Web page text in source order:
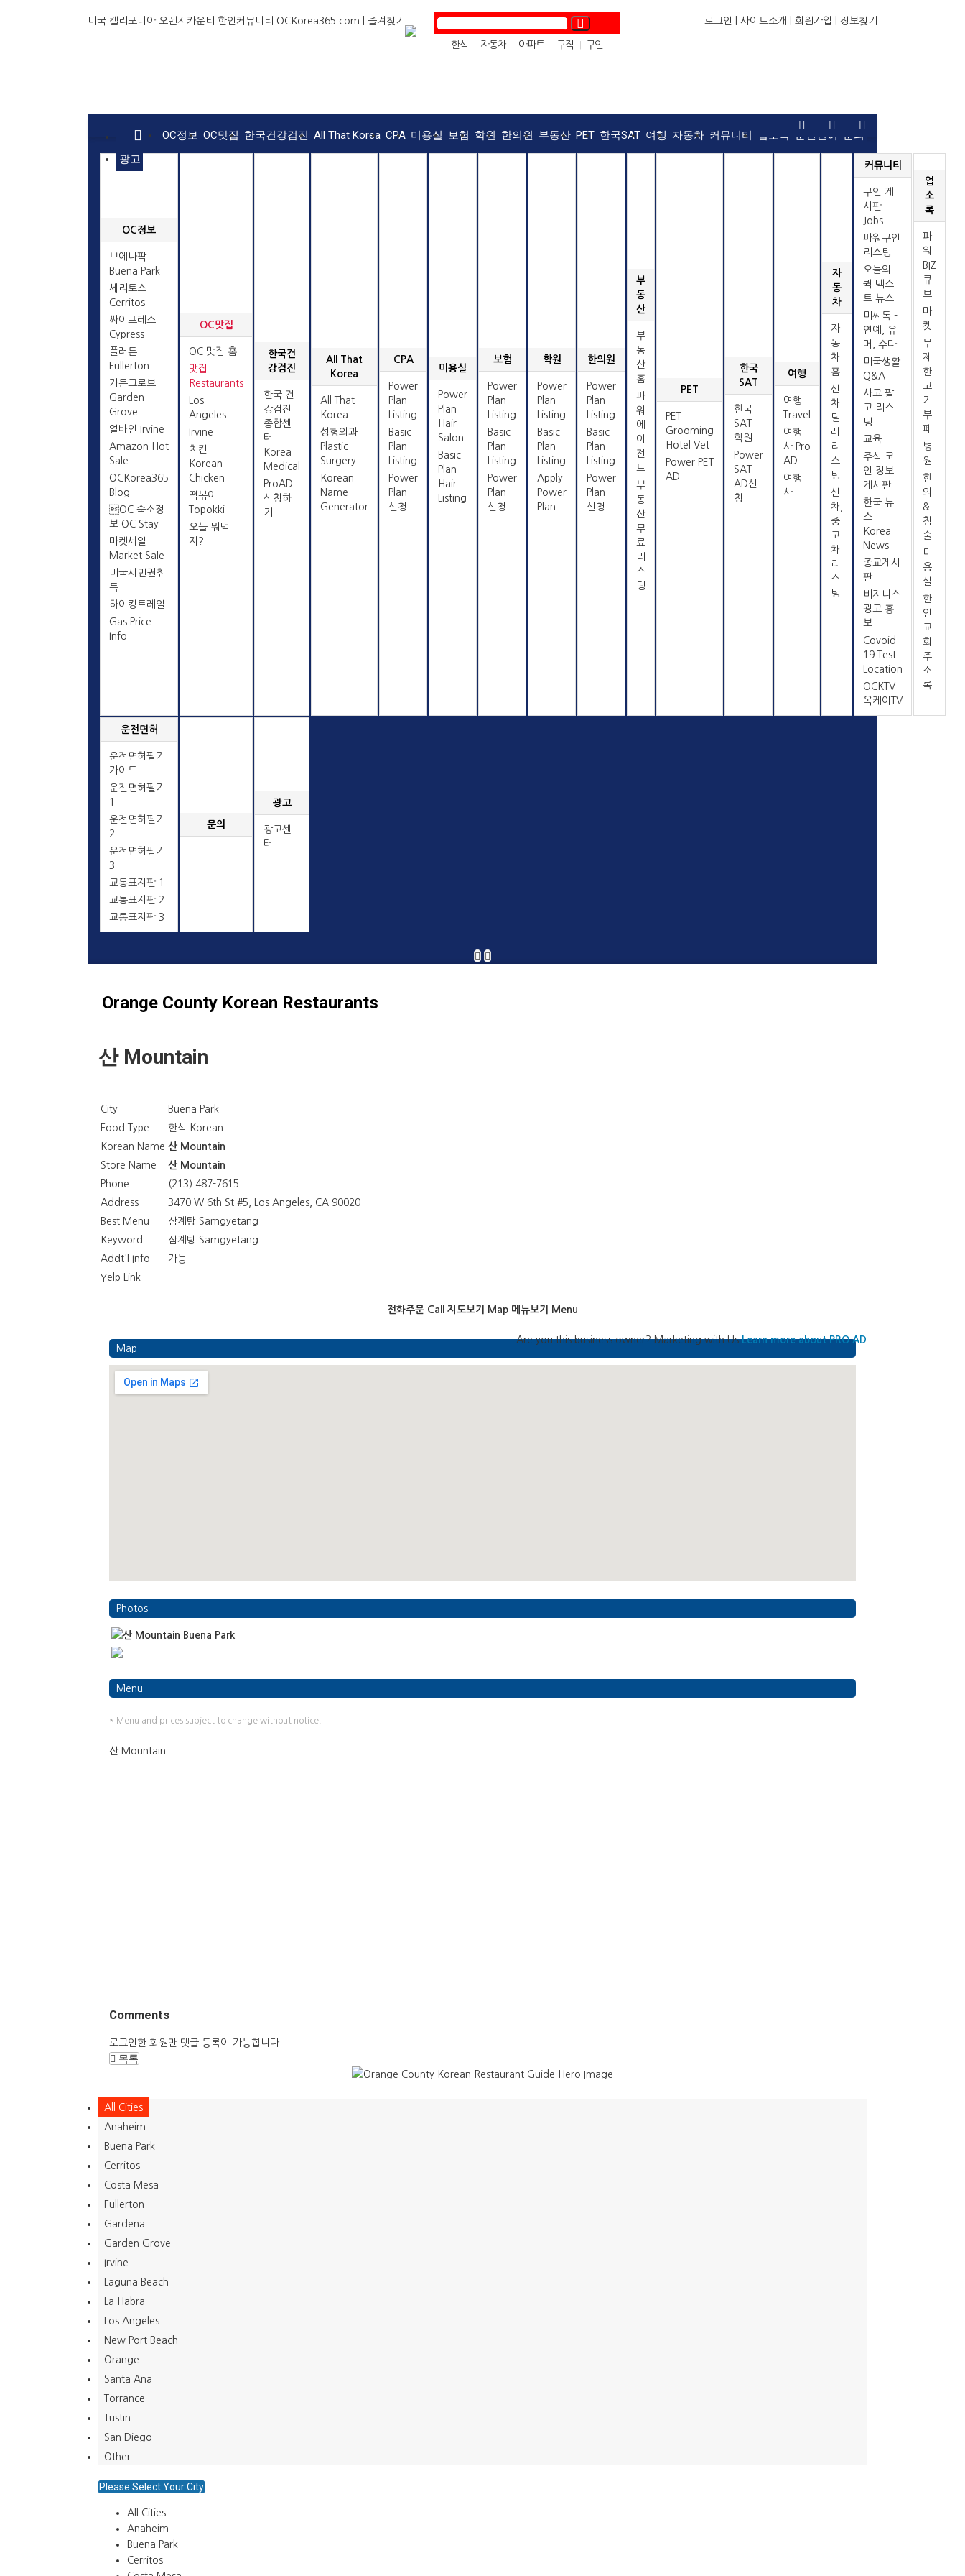
미국 캘리포니아 오렌지카운티 한인커뮤니티 OCKorea365.com | 즐겨찾기 로그인 | 사이트소개 | 회원가입 | 정보찾기
한식 자동차 아파트 구직 구인
OC정보 OC맛집 한국건강검진 All That Korea CPA 미용실 보험 학원 한의원 부동산 PET 한국SAT 여행 자동차 커뮤니티 업소록 운전면허
문의
광고
OC정보
브에나팍
Buena Park
세리토스
Cerritos
싸이프레스
Cypress
플러튼
Fullerton
가든그로브
Garden
Grove
얼바인 Irvine
Amazon Hot
Sale
OCKorea365
Blog
OC 숙소정
보 OC Stay
마켓세일
Market Sale
미국시민권취
득
하이킹트레일
Gas Price
Info
OC맛집
OC 맛집 홈
맛집
Restaurants
Los
Angeles
Irvine
치킨
Korean
Chicken
떡볶이
Topokki
오늘 뭐먹
지?
한국건
강검진
한국 건
강검진
종합센
터
Korea
Medical
ProAD
신청하
기
All That
Korea
All That
Korea
성형외과
Plastic
Surgery
Korean
Name
Generator
CPA
Power
Plan
Listing
Basic
Plan
Listing
Power
Plan
신청
미용실
Power
Plan
Hair
Salon
Basic
Plan
Hair
Listing
보험
Power
Plan
Listing
Basic
Plan
Listing
Power
Plan
신청
학원
Power
Plan
Listing
Basic
Plan
Listing
Apply
Power
Plan
한의원
Power
Plan
Listing
Basic
Plan
Listing
Power
Plan
신청
부
동
산
부
동
산
홈
파
워
에
이
전
트
부
동
산
무
료
리
스
팅
PET
PET
Grooming
Hotel Vet
Power PET
AD
한국
SAT
한국
SAT
학원
Power
SAT
AD신
청
여행
여행
Travel
여행
사 Pro
AD
여행
사
자
동
차
자
동
차
홈
신
차
딜
러
리
스
팅
신
차,
중
고
차
리
스
팅
커뮤니티
구인 게
시판
Jobs
파워구인
리스팅
오늘의
퀵 텍스
트 뉴스
미씨톡 -
연예, 유
머, 수다
미국생활
Q&A
사고 팔
고 리스
팅
교육
주식 코
인 정보
게시판
한국 뉴
스
Korea
News
종교게시
판
비지니스
광고 홍
보
Covoid-
19 Test
Location
OCKTV
옥케이TV
업
소
록
파
워
BIZ
큐
브
마
켓
무
제
한
고
기
부
페
병
원
한
의
&
침
술
미
용
실
한
인
교
회
주
소
록
운전면허
운전면허필기
가이드
운전면허필기
1
운전면허필기
2
운전면허필기
3
교통표지판 1
교통표지판 2
교통표지판 3
문의
광고
광고센
터
Orange County Korean Restaurants
산 Mountain
City
Buena Park
Food Type
한식 Korean
Korean Name 산 Mountain
Store Name
산 Mountain
Phone
(213) 487-7615
Address
3470 W 6th St #5, Los Angeles, CA 90020
Best Menu
삼계탕 Samgyetang
Keyword
삼계탕 Samgyetang
Addt'l Info
가능
Yelp Link
전화주문 Call 지도보기 Map 메뉴보기 Menu
Are you this business owner? Marketing with Us Learn more about PRO AD
Map
Photos
Menu
* Menu and prices subject to change without notice.
산 Mountain
Comments
로그인한 회원만 댓글 등록이 가능합니다.
목록
All Cities
Anaheim
Buena Park
Cerritos
Costa Mesa
Fullerton
Gardena
Garden Grove
Irvine
Laguna Beach
La Habra
Los Angeles
New Port Beach
Orange
Santa Ana
Torrance
Tustin
San Diego
Other
Please Select Your City
All Cities
Anaheim
Buena Park
Cerritos